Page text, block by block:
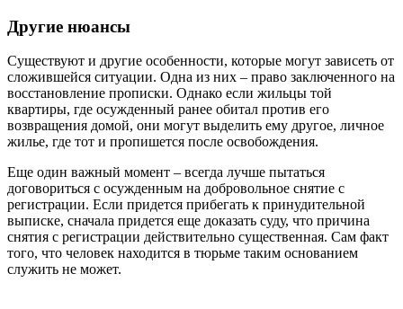
Другие нюансы
Существуют и другие особенности, которые могут зависеть от
сложившейся ситуации. Одна из них – право заключенного на
восстановление прописки. Однако если жильцы той
квартиры, где осужденный ранее обитал против его
возвращения домой, они могут выделить ему другое, личное
жилье, где тот и пропишется после освобождения.
Еще один важный момент – всегда лучше пытаться
договориться с осужденным на добровольное снятие с
регистрации. Если придется прибегать к принудительной
выписке, сначала придется еще доказать суду, что причина
снятия с регистрации действительно существенная. Сам факт
того, что человек находится в тюрьме таким основанием
служить не может.